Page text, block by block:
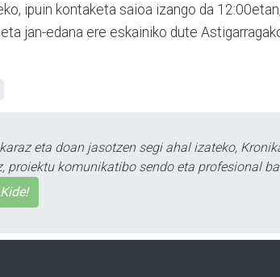
ipuin kontaketa saioa izango da
jan-edana ere eskainiko dute
eta doan jasotzen segi ahal izateko,
proiektu komunikatibo sendo eta profesional